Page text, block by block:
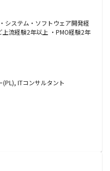
システム・ソフトウェア開発経
流経験2年以上 ・PMO経験2年
ITコンサルタント